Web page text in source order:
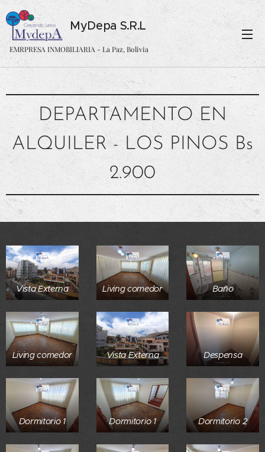
MyDepa S.R.L
EMRPRESA INMOBILIARIA - La Paz, Bolivia
DEPARTAMENTO EN
ALQUILER - LOS PINOS Bs
2.900
Vista Externa Living comedor Baño
Living comedor Vista Externa Despensa
Dormitorio 1 Dormitorio 1 Dormitorio 2